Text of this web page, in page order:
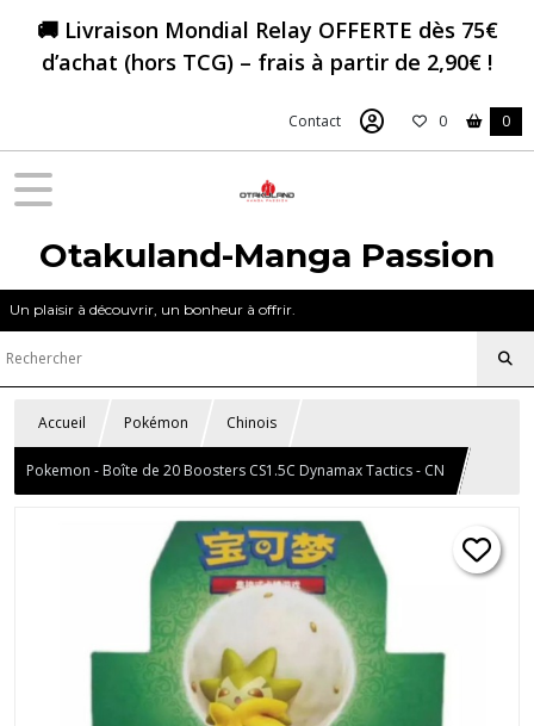
🚚 Livraison Mondial Relay OFFERTE dès 75€
d’achat (hors TCG) – frais à partir de 2,90€ !
Contact 0 0
Otakuland-Manga Passion
Un plaisir à découvrir, un bonheur à offrir.
Accueil Pokémon Chinois
Pokemon - Boîte de 20 Boosters CS1.5C Dynamax Tactics - CN